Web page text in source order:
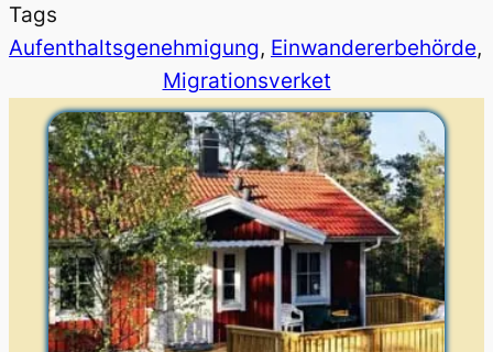
Tags
Aufenthaltsgenehmigung, Einwandererbehörde
Migrationsverket